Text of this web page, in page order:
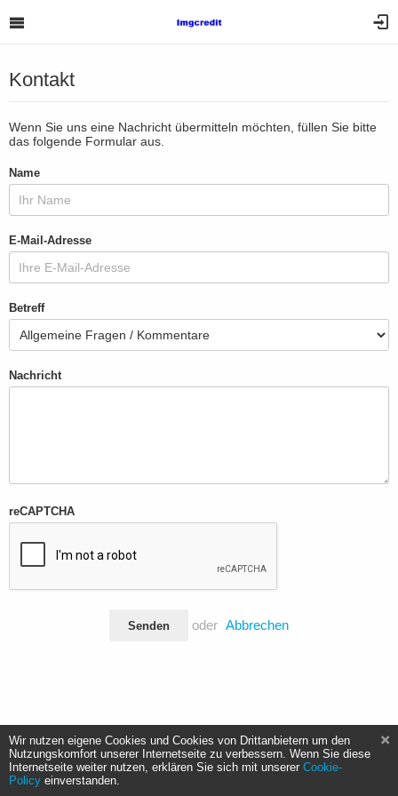
Kontakt
Wenn Sie uns eine Nachricht übermitteln möchten, füllen Sie bitte
das folgende Formular aus.
Name
E-Mail-Adresse
Betreff
Nachricht
reCAPTCHA
Senden oder Abbrechen
Wir nutzen eigene Cookies und Cookies von Drittanbietern um den
Nutzungskomfort unserer Internetseite zu verbessern. Wenn Sie diese
Internetseite weiter nutzen, erklären Sie sich mit unserer Cookie-
Policy einverstanden.